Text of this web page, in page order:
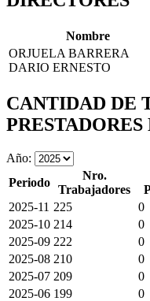
Nombre
ORJUELA BARRERA
DARIO ERNESTO
CANTIDAD DE
Año:
Periodo
Nro.
Trabajadores
2025-11 225 0
2025-10 214 0
2025-09 222 0
2025-08 210 0
2025-07 209 0
2025-06 199 0